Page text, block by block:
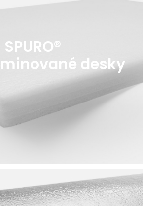
SPURO®
desky